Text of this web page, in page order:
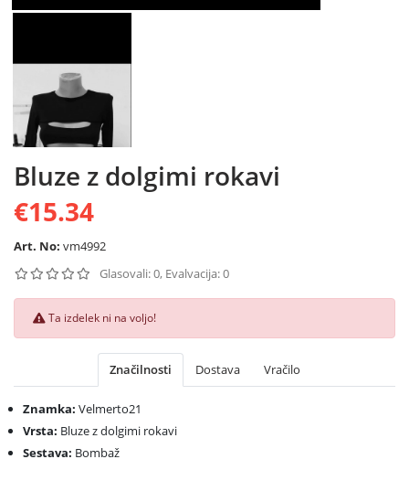
Bluze z dolgimi rokavi
€15.34
Art. No: vm4992
Glasovali: 0, Evalvacija: 0
Ta izdelek ni na voljo!
Značilnosti Dostava Vračilo
Znamka: Velmerto21
Vrsta: Bluze z dolgimi rokavi
Sestava: Bombaž